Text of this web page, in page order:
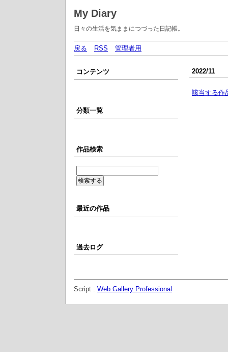
My Diary
日々の生活を気ままにつづった日記帳。
戻る RSS 管理者用
2022/11
該当する作
コンテンツ
分類一覧
作品検索
最近の作品
過去ログ
Script : Web Gallery Professional